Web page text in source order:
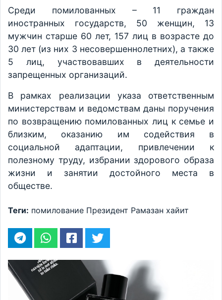
Среди помилованных – 11 граждан
иностранных государств, 50 женщин, 13
мужчин старше 60 лет, 157 лиц в возрасте до
30 лет (из них 3 несовершеннолетних), а также
5 лиц, участвовавших в деятельности
запрещенных организаций.
В рамках реализации указа ответственным
министерствам и ведомствам даны поручения
по возвращению помилованных лиц к семье и
близким, оказанию им содействия в
социальной адаптации, привлечении к
полезному труду, избрании здорового образа
жизни и занятии достойного места в
обществе.
Теги: помилование Президент Рамазан хайит